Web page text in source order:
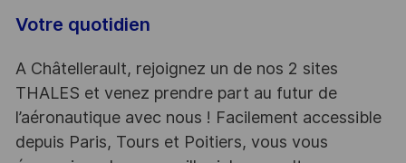
Votre quotidien
A Châtellerault, rejoignez un de nos 2 sites
THALES et venez prendre part au futur de
l’aéronautique avec nous ! Facilement accessible
depuis Paris, Tours et Poitiers, vous vous